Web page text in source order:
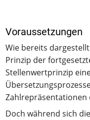
Voraussetzungen
Wie bereits
Prinzip der
Stellenwertprinzip
Zahlrepräsentationen
Doch während sich